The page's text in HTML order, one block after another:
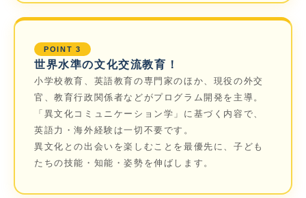
POINT 3
世界水準の文化交流教育！
小学校教育、英語教育の専門家のほか、現役の外交
官、教育行政関係者などがプログラム開発を主導。
「異文化コミュニケーション学」に基づく内容で、
英語力・海外経験は一切不要です。
異文化との出会いを楽しむことを最優先に、子ども
たちの技能・知能・姿勢を伸ばします。